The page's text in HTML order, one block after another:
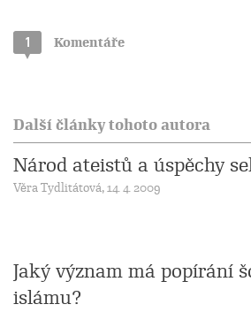
1 Komentáře
Další články tohoto autora
Národ ateistů a úspěchy
Věra Tydlitátová, 14. 4. 2009
Jaký význam má popírání
islámu?